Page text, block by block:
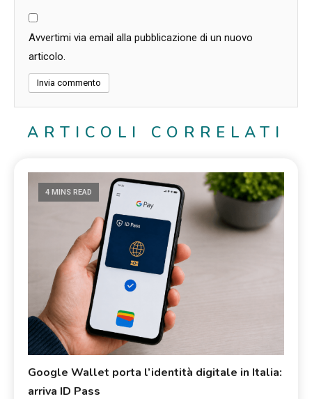
Avvertimi via email alla pubblicazione di un nuovo
articolo.
ARTICOLI CORRELATI
4 MINS READ
Google Wallet porta l’identità digitale in Italia:
arriva ID Pass